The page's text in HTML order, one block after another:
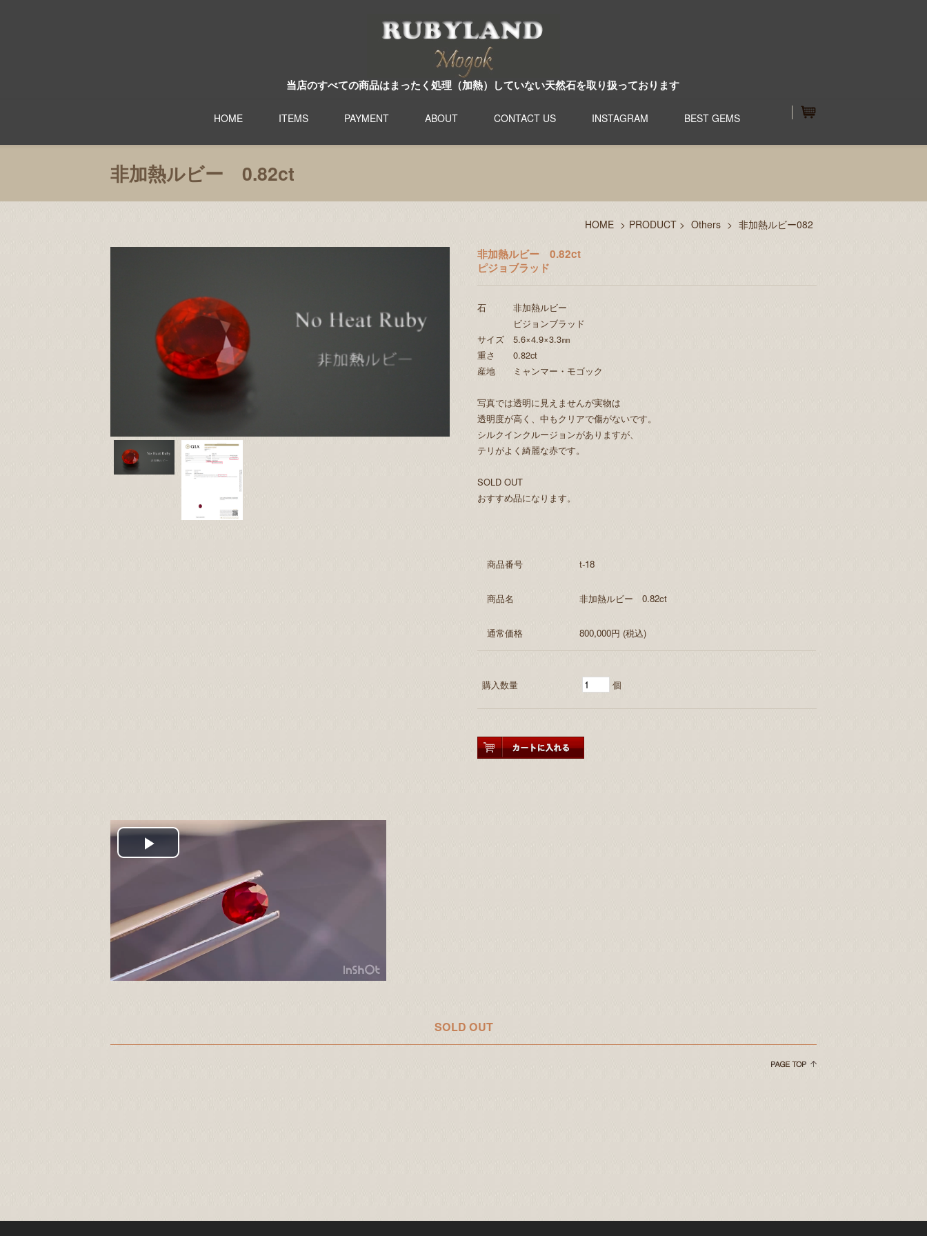
当店のすべての商品はまったく処理（加熱）していない天然石を取り扱っております
HOME ITEMS PAYMENT ABOUT CONTACT US INSTAGRAM BEST GEMS
非加熱ルビー 0.82ct
HOME > PRODUCT > Others > 非加熱ルビー082
非加熱ルビー 0.82ct
ピジョブラッド
石 非加熱ルビー
ビジョンブラッド
サイズ 5.6×4.9×3.3㎜
重さ 0.82ct
産地 ミャンマー・モゴック
写真では透明に見えませんが実物は
透明度が高く、中もクリアで傷がないです。
シルクインクルージョンがありますが、
テリがよく綺麗な赤です。
SOLD OUT
おすすめ品になります。
商品番号 t-18
商品名 非加熱ルビー 0.82ct
通常価格 800,000円 (税込)
購入数量 個
Play
Video
SOLD OUT